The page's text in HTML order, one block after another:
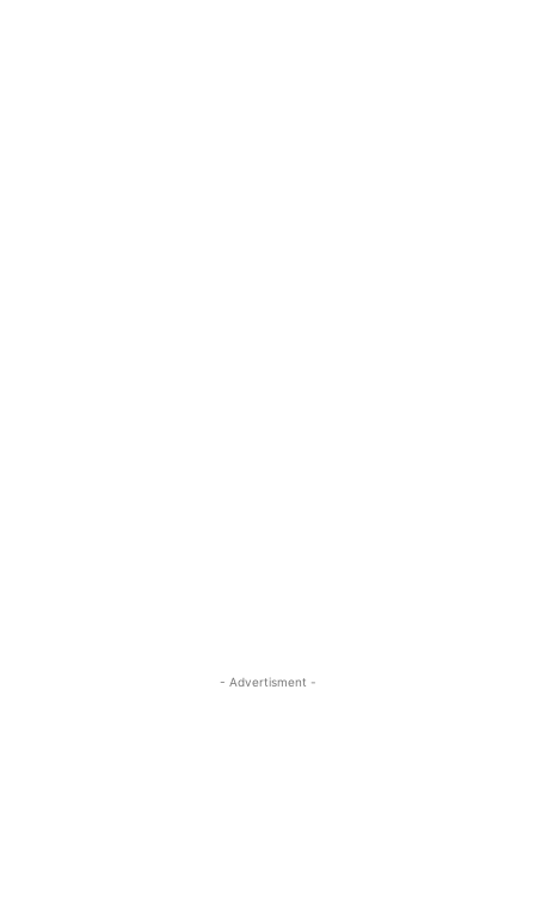
- Advertisment -